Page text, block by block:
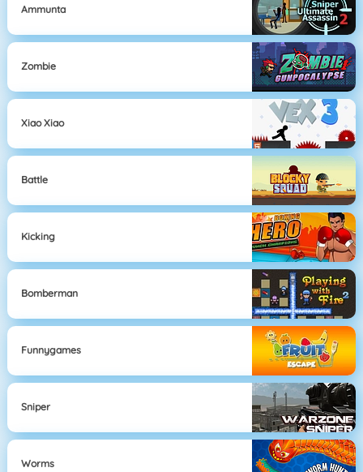
Ammunta
Zombie
Xiao Xiao
Battle
Kicking
Bomberman
Funnygames
Sniper
Worms